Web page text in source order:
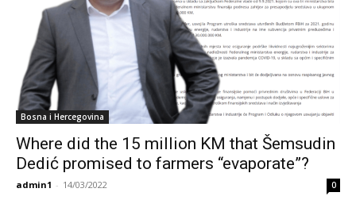
Bosna i Hercegovina
Where did the 15 million KM that Šemsudin
Dedić promised to farmers “evaporate”?
admin1 - 14/03/2022 0